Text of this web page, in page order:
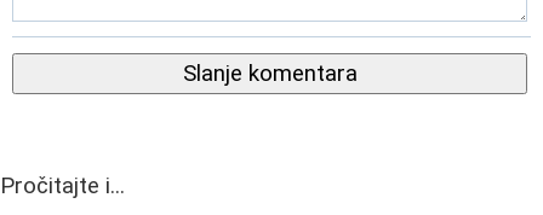
Slanje komentara
Pročitajte i...